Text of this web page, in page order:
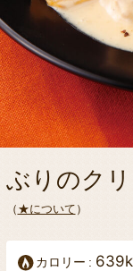
ぶりのク
（ ★について ）
カロリー